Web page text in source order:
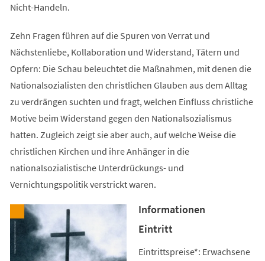
Nicht-Handeln.
Zehn Fragen führen auf die Spuren von Verrat und
Nächstenliebe, Kollaboration und Widerstand, Tätern und
Opfern: Die Schau beleuchtet die Maßnahmen, mit denen die
Nationalsozialisten den christlichen Glauben aus dem Alltag
zu verdrängen suchten und fragt, welchen Einfluss christliche
Motive beim Widerstand gegen den Nationalsozialismus
hatten. Zugleich zeigt sie aber auch, auf welche Weise die
christlichen Kirchen und ihre Anhänger in die
nationalsozialistische Unterdrückungs- und
Vernichtungspolitik verstrickt waren.
Informationen
Eintritt
Eintrittspreise*: Erwachsene